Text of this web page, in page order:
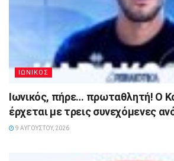
ΙΩΝΙΚΟΣ
Ιωνικός, πήρε… πρωταθλητή! Ο
έρχεται με τρεις συνεχόμενες
9 ΑΥΓΟΎΣΤΟΥ, 2026